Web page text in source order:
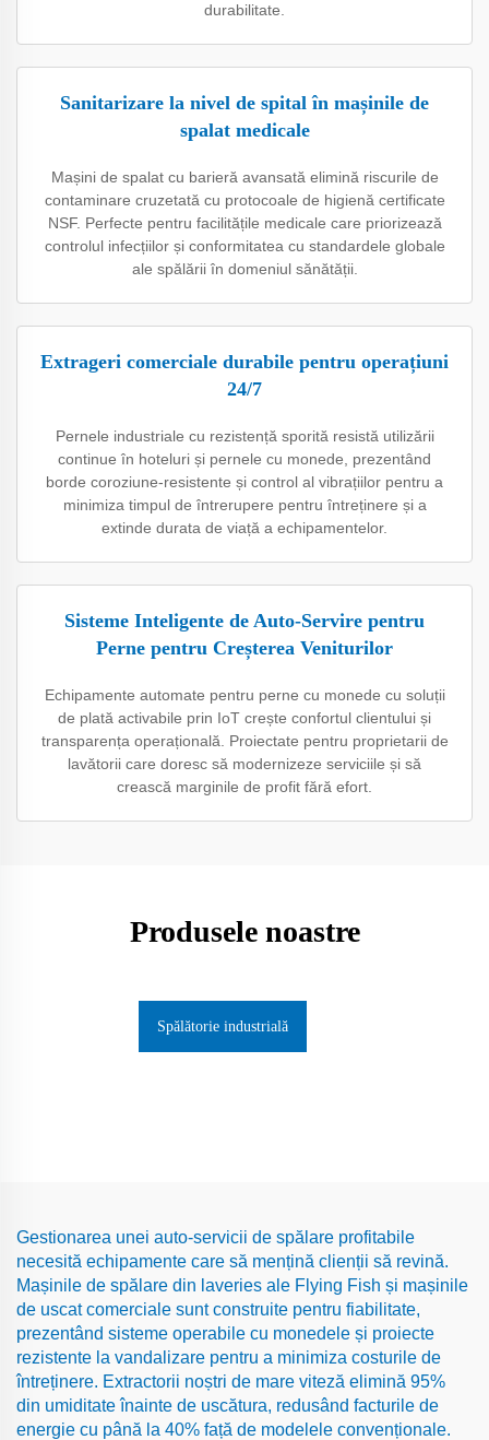
durabilitate.
Sanitarizare la nivel de spital în mașinile de
spalat medicale
Mașini de spalat cu barieră avansată elimină riscurile de
contaminare cruzetată cu protocoale de higienă certificate
NSF. Perfecte pentru facilitățile medicale care priorizează
controlul infecțiilor și conformitatea cu standardele globale
ale spălării în domeniul sănătății.
Extrageri comerciale durabile pentru operațiuni
24/7
Pernele industriale cu rezistență sporită resistă utilizării
continue în hoteluri și pernele cu monede, prezentând
borde coroziune-resistente și control al vibrațiilor pentru a
minimiza timpul de întrerupere pentru întreținere și a
extinde durata de viață a echipamentelor.
Sisteme Inteligente de Auto-Servire pentru
Perne pentru Creșterea Veniturilor
Echipamente automate pentru perne cu monede cu soluții
de plată activabile prin IoT crește confortul clientului și
transparența operațională. Proiectate pentru proprietarii de
lavătorii care doresc să modernizeze serviciile și să
crească marginile de profit fără efort.
Produsele noastre
Spălătorie industrială
Gestionarea unei auto-servicii de spălare profitabile
necesită echipamente care să mențină clienții să revină.
Mașinile de spălare din laveries ale Flying Fish și mașinile
de uscat comerciale sunt construite pentru fiabilitate,
prezentând sisteme operabile cu monedele și proiecte
rezistente la vandalizare pentru a minimiza costurile de
întreținere. Extractorii noștri de mare viteză elimină 95%
din umiditate înainte de uscătura, redusând facturile de
energie cu până la 40% față de modelele convenționale.